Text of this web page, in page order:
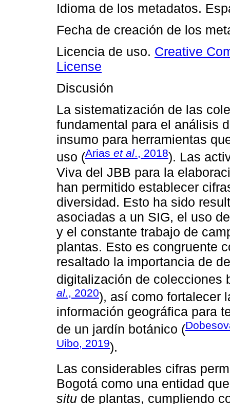
Idioma de los metadatos.
Fecha de creación de los
Licencia de uso. Creative
License
Discusión
La sistematización de las
fundamental para el análisis
insumo para herramientas
uso (Arias et al., 2018). Las
Viva del JBB para la
han permitido establecer
diversidad. Esto ha sido
asociadas a un SIG, el uso
y el constante trabajo de
plantas. Esto es congruente
resaltado la importancia de
digitalización de colecciones
al., 2020), así como fortalecer
información geográfica para
de un jardín botánico (
Uibo, 2019).
Las considerables cifras
Bogotá como una entidad
situ de plantas, cumpliendo